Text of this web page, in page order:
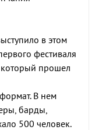
в этом
фестиваля
который прошел
В нем
барды,
500 человек.